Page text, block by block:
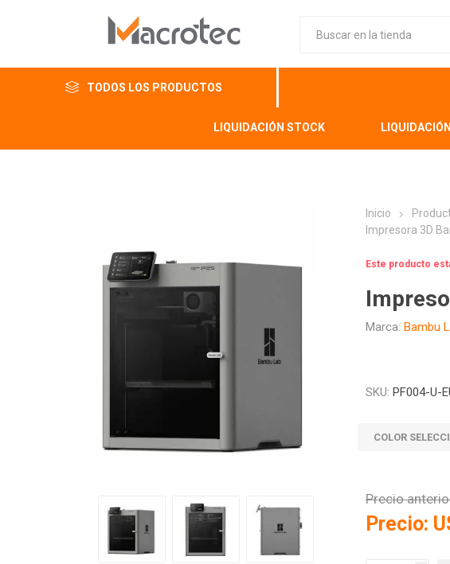
TODOS LOS PRODUCTOS
LIQUIDACIÓN STOCK
Inicio
Impresora 3D
Este producto
Marca: Bambu
SKU: PF004-U-
COLOR
Precio
Precio: